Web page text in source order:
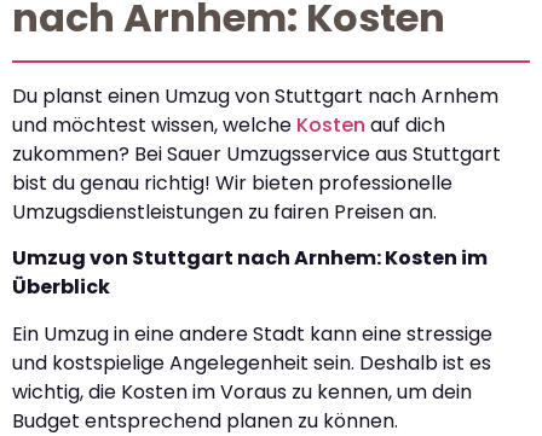
nach Arnhem: Kosten
Du planst einen Umzug von Stuttgart nach Arnhem
und möchtest wissen, welche Kosten auf dich
zukommen? Bei Sauer Umzugsservice aus Stuttgart
bist du genau richtig! Wir bieten professionelle
Umzugsdienstleistungen zu fairen Preisen an.
Umzug von Stuttgart nach Arnhem: Kosten im
Überblick
Ein Umzug in eine andere Stadt kann eine stressige
und kostspielige Angelegenheit sein. Deshalb ist es
wichtig, die Kosten im Voraus zu kennen, um dein
Budget entsprechend planen zu können.